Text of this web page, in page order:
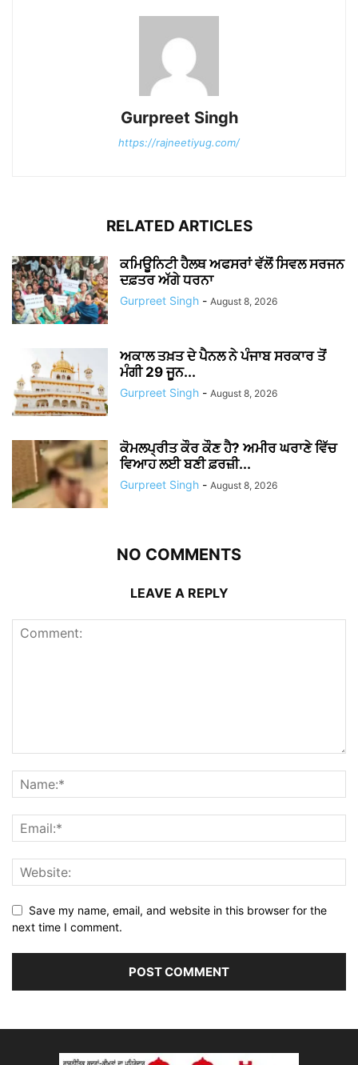
Gurpreet Singh
https://rajneetiyug.com/
RELATED ARTICLES
ਕਮਿਊਨਿਟੀ ਹੈਲਥ ਅਫਸਰਾਂ ਵੱਲੋਂ ਸਿਵਲ ਸਰਜਨ
ਦਫ਼ਤਰ ਅੱਗੇ ਧਰਨਾ
Gurpreet Singh - August 8, 2026
ਅਕਾਲ ਤਖ਼ਤ ਦੇ ਪੈਨਲ ਨੇ ਪੰਜਾਬ ਸਰਕਾਰ ਤੋਂ
ਮੰਗੀ 29 ਜੂਨ...
Gurpreet Singh - August 8, 2026
ਕੋਮਲਪ੍ਰੀਤ ਕੌਰ ਕੌਣ ਹੈ? ਅਮੀਰ ਘਰਾਣੇ ਵਿੱਚ
ਵਿਆਹ ਲਈ ਬਣੀ ਫ਼ਰਜ਼ੀ...
Gurpreet Singh - August 8, 2026
NO COMMENTS
LEAVE A REPLY
Save my name, email, and website in this browser for the
next time I comment.